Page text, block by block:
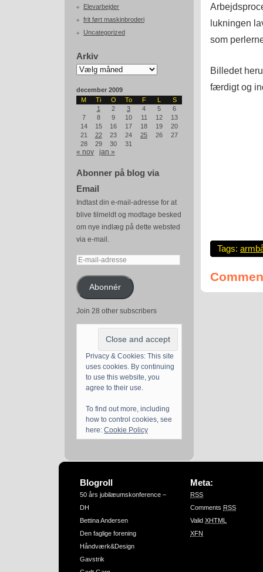
Elevarbejder
frit ført maskinbroderi
Uncategorized
Arkiv
Arkiv
december 2009
M
Ti O To F L
S
1
2 3 4 5
6
7
8 9 10 11 12
13
14
15 16 17 18 19
20
21
22 23 24 25 26
27
28
29 30 31
« nov jan »
Abonner på blog via
Email
Indtast din e-mail-adresse for at
blive tilmeldt og modtage besked
om nye indlæg på dette websted
via e-mail.
E-
adresseAbonnér
Join 28 other subscribers
Privacy & Cookies: This site
uses cookies. By continuing
to use this website, you
agree to their use.
To find out more, including
how to control cookies, see
here: Cookie Policy
lukningen
som
Billedet
færdigt og
Tags:
Blogroll
50 års jubilæumskonference –
DH
Bettina Andersen
Den faglige forening
Håndværk&Design
Gavstrik
Meta:
RSS
Comments RSS
Valid XHTML
XFN